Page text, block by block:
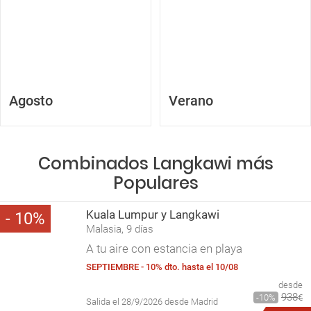
Agosto Verano
Combinados Langkawi más
Populares
10 Kuala Lumpur y Langkawi
Malasia, 9 días
A tu aire con estancia en playa
SEPTIEMBRE - 10% dto. hasta el 10/08
Salida el 28/9/2026 desde Madrid
desde
10
938€